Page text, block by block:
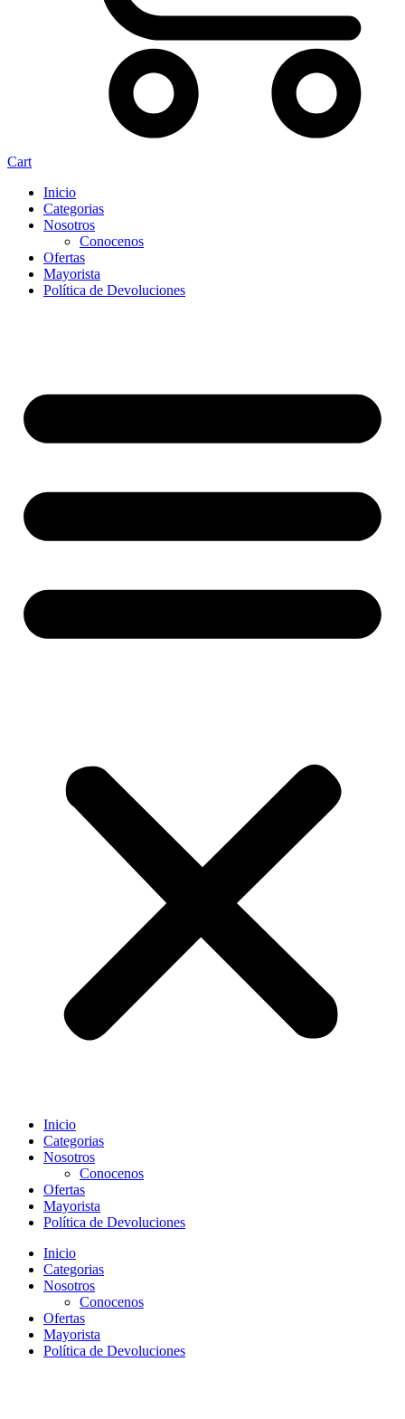
Cart
Inicio
Categorias
Nosotros
Conocenos
Ofertas
Mayorista
Política de Devoluciones
Inicio
Categorias
Nosotros
Conocenos
Ofertas
Mayorista
Política de Devoluciones
Inicio
Categorias
Nosotros
Conocenos
Ofertas
Mayorista
Política de Devoluciones